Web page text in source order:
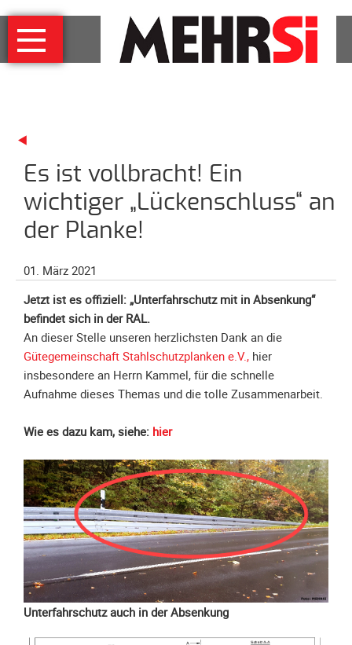
Navigation
überspringen
MEHRSi
Wer
Ziel
und
Strategie
Schirmherrschaft
für
MEHRSi
Unterstützen
Spendenkonto
Förderer
werden
ändern
Gewerbliche
Förderer
Flyer
+
Infokarte
Achte
auf
Motorradfahrer
Es ist vollbracht! Ein
wichtiger „Lückenschluss“ an
der Planke!
01. März 2021
Jetzt ist es offiziell: „Unterfahrschutz mit in Absenkung“
befindet sich in der RAL.
An dieser Stelle unseren herzlichsten Dank an die
Gütegemeinschaft Stahlschutzplanken e.V., hier
insbesondere an Herrn Kammel, für die schnelle
Aufnahme dieses Themas und die tolle Zusammenarbeit.
Wie es dazu kam, siehe: hier
Unterfahrschutz auch in der Absenkung